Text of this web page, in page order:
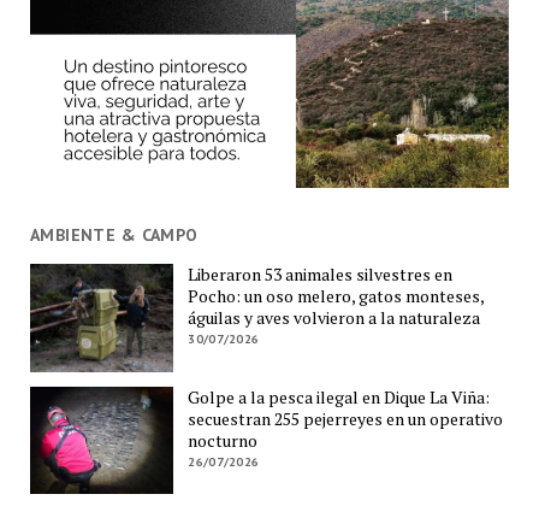
AMBIENTE & CAMPO
Liberaron 53 animales silvestres en
Pocho: un oso melero, gatos monteses,
águilas y aves volvieron a la naturaleza
30/07/2026
Golpe a la pesca ilegal en Dique La Viña:
secuestran 255 pejerreyes en un operativo
nocturno
26/07/2026